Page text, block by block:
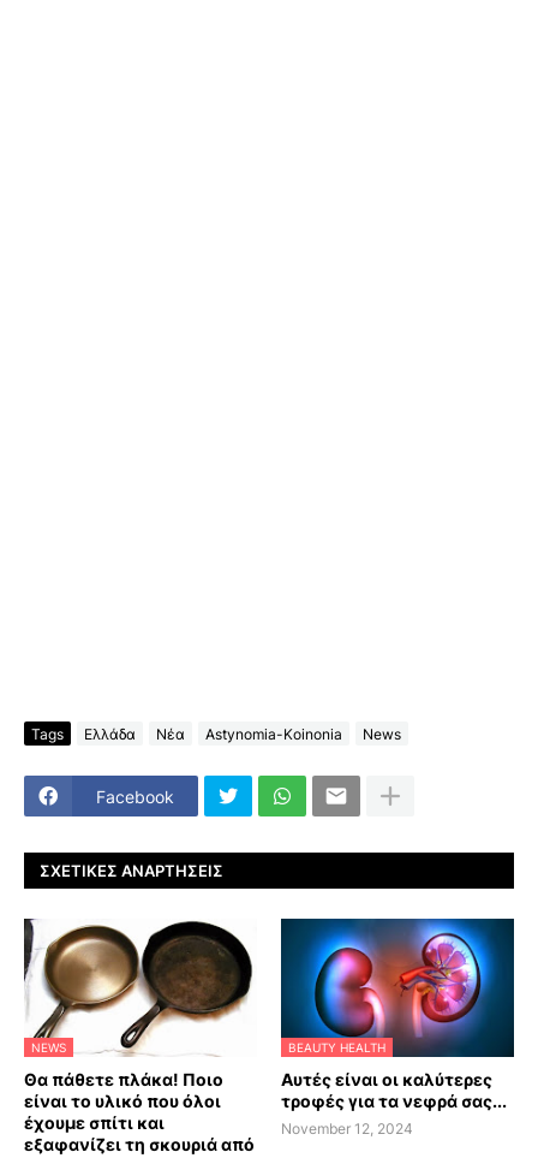
Tags Ελλάδα Νέα Astynomia-Koinonia News
Facebook
ΣΧΕΤΙΚΈΣ ΑΝΑΡΤΉΣΕΙΣ
NEWS
Θα πάθετε πλάκα! Ποιο
είναι το υλικό που όλοι
έχουμε σπίτι και
εξαφανίζει τη σκουριά από
BEAUTY HEALTH
Αυτές είναι οι καλύτερες
τροφές για τα νεφρά σας...
November 12, 2024